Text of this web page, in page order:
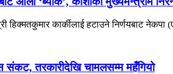
हिक्मतकुमार कार्कीलाई हटाउने निर्णयबाट
संकट, तरकारीदेखि चामलसम्म महँगियो